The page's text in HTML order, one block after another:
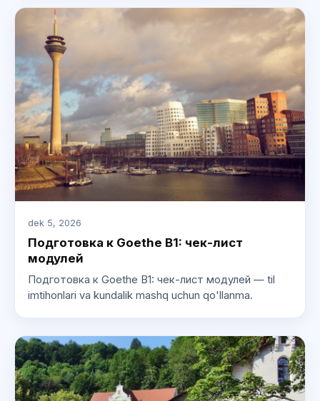
dek 5, 2026
Подготовка к Goethe B1: чек-лист
модулей
Подготовка к Goethe B1: чек-лист модулей — til
imtihonlari va kundalik mashq uchun qo'llanma.